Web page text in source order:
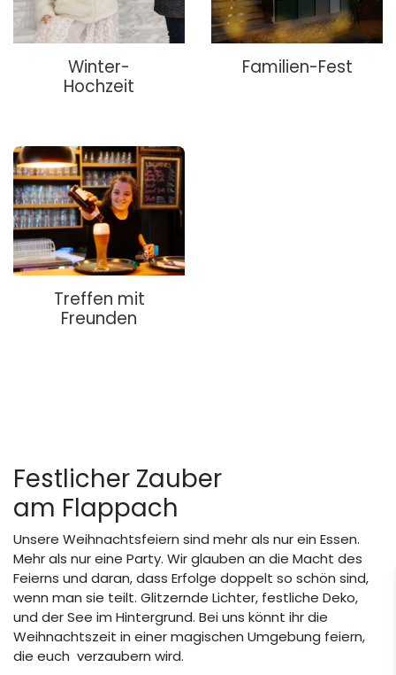
Winter-
Hochzeit
Familien-Fest
Treffen mit
Freunden
Festlicher Zauber
am Flappach
Unsere Weihnachtsfeiern sind mehr als nur ein Essen.
Mehr als nur eine Party. Wir glauben an die Macht des
Feierns und daran, dass Erfolge doppelt so schön sind,
wenn man sie teilt. Glitzernde Lichter, festliche Deko,
und der See im Hintergrund. Bei uns könnt ihr die
Weihnachtszeit in einer magischen Umgebung feiern,
die euch verzaubern wird.